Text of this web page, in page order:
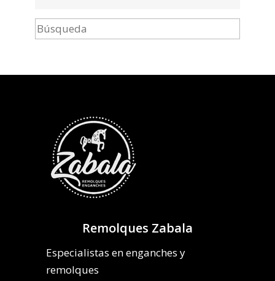
Remolques Zabala
Especialistas en enganches y
remolques